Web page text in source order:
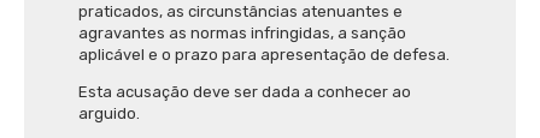
praticados, as circunstâncias atenuantes e
agravantes as normas infringidas, a sanção
aplicável e o prazo para apresentação de defesa.
Esta acusação deve ser dada a conhecer ao
arguido.